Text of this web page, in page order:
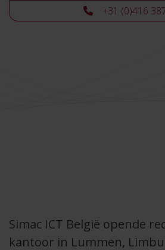
+31 (0)416
Simac ICT België opende
kantoor in Lummen,